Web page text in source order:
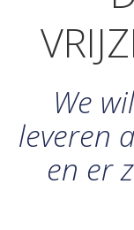
We
leveren
en er